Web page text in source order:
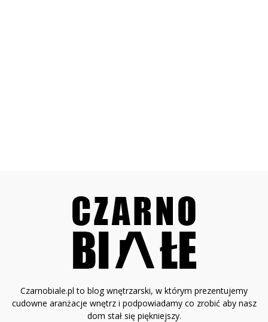
Czarnobiale.pl to blog wnętrzarski, w którym prezentujemy
cudowne aranżacje wnętrz i podpowiadamy co zrobić aby nasz
dom stał się piękniejszy.